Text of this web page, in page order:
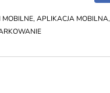
MOBILNE, APLIKACJA MOBILNA,